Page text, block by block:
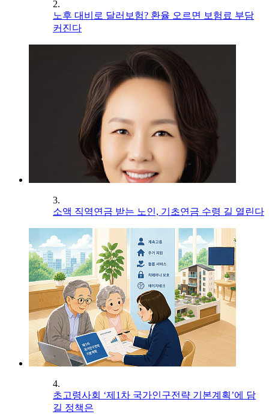
2.
노후 대비로 달러보험? 환율 오르면 보험료 부담
커진다
3.
소액 직역연금 받는 노인, 기초연금 수령 길 열린다
4.
초고령사회 ‘제1차 국가인구전략 기본계획’에 담
길 정책은